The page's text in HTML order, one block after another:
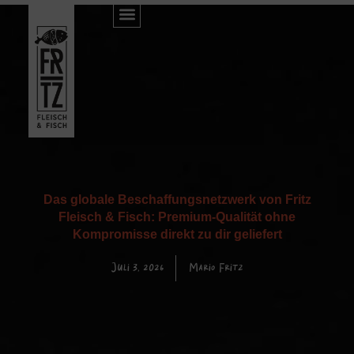
Das globale Beschaffungsnetzwerk von Fritz
Fleisch & Fisch: Premium-Qualität ohne
Kompromisse direkt zu dir geliefert
Juli 3, 2026 Mario Fritz